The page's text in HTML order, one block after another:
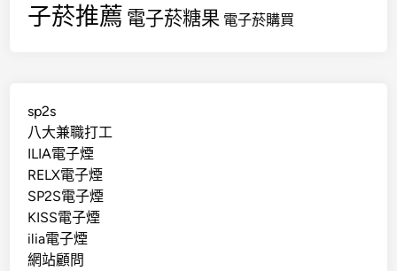
子菸推薦 電子菸糖果 電子菸購買
sp2s
八大兼職打工
ILIA電子煙
RELX電子煙
SP2S電子煙
KISS電子煙
ilia電子煙
網站顧問